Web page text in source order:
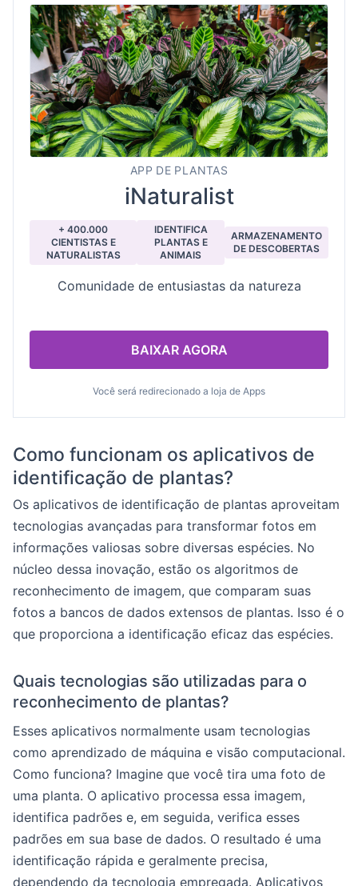
APP DE PLANTAS
iNaturalist
+ 400.000
CIENTISTAS E
NATURALISTAS
IDENTIFICA
PLANTAS E
ANIMAIS
ARMAZENAMENTO
DE DESCOBERTAS
Comunidade de entusiastas da natureza
BAIXAR AGORA
Você será redirecionado a loja de Apps
Como funcionam os aplicativos de
identificação de plantas?
Os aplicativos de identificação de plantas aproveitam
tecnologias avançadas para transformar fotos em
informações valiosas sobre diversas espécies. No
núcleo dessa inovação, estão os algoritmos de
reconhecimento de imagem, que comparam suas
fotos a bancos de dados extensos de plantas. Isso é o
que proporciona a identificação eficaz das espécies.
Quais tecnologias são utilizadas para o
reconhecimento de plantas?
Esses aplicativos normalmente usam tecnologias
como aprendizado de máquina e visão computacional.
Como funciona? Imagine que você tira uma foto de
uma planta. O aplicativo processa essa imagem,
identifica padrões e, em seguida, verifica esses
padrões em sua base de dados. O resultado é uma
identificação rápida e geralmente precisa,
dependendo da tecnologia empregada. Aplicativos